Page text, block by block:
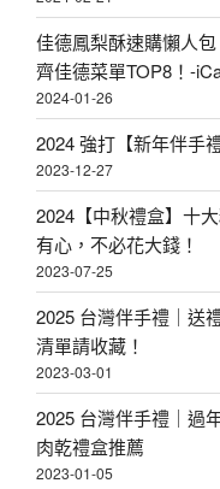
B
U
Y
蛋
黃
酥
美
味
大
全
〉
佳德鳳梨酥速購懶人
齊佳德菜單TOP8！-
2024-01-26
2024 強打【新年伴手
2023-12-27
2024【中秋禮盒】十
有心，不必花大錢！
2023-07-25
2025 台灣伴手禮｜送
清單請收藏！
2023-03-01
2025 台灣伴手禮｜過
肉乾禮盒推薦
2023-01-05